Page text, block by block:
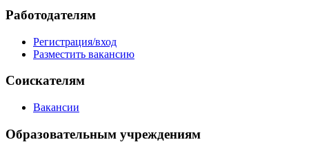
Работодателям
Регистрация/вход
Разместить вакансию
Соискателям
Вакансии
Образовательным учреждениям